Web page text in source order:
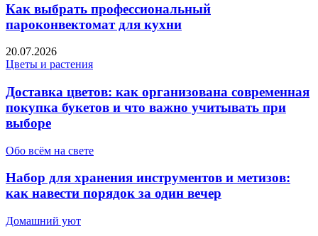
Как выбрать профессиональный
пароконвектомат для кухни
20.07.2026
Цветы и растения
Доставка цветов: как организована современная
покупка букетов и что важно учитывать при
выборе
Обо всём на свете
Набор для хранения инструментов и метизов:
как навести порядок за один вечер
Домашний уют